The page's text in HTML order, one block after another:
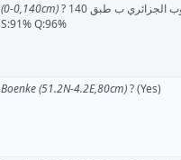
(0-0,140cm)? تم استقبال القمر في الجنوب الجزائري ب طبق 140
S:91% Q:96%
Boenke (51.2N-4.2E,80cm)? (Yes)